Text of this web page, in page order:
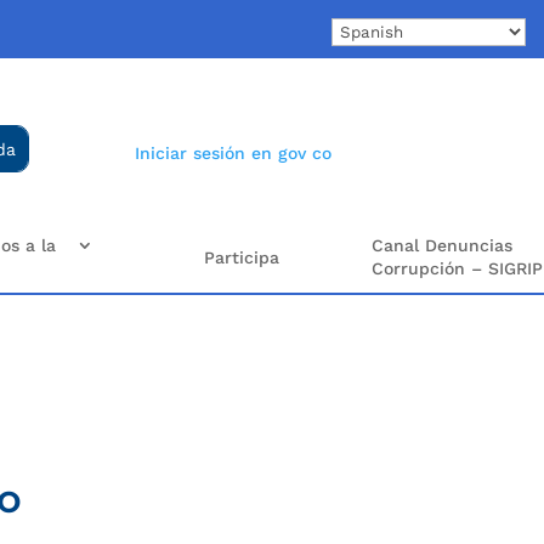
Iniciar sesión en gov co
a la
Participa
Canal Denuncias
Corrupción – SIGRIP